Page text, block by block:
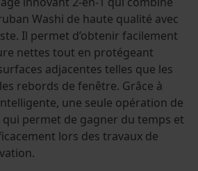
Washi de haute qualité avec
Il permet d’obtenir facilement
nettes tout en protégeant
adjacentes telles que les
rebords de fenêtre. Grâce à
une seule opération de
permet de gagner du temps et
lors des travaux de